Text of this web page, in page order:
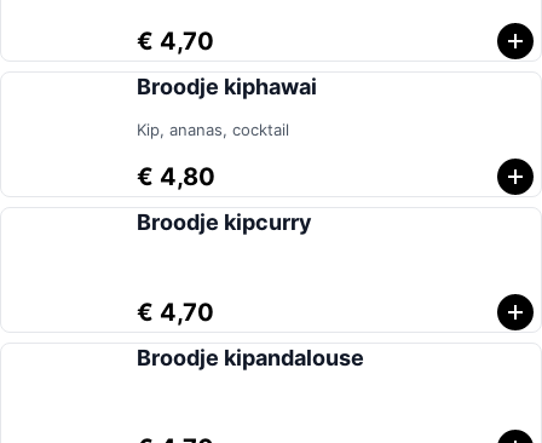
€ 4,70
Broodje kiphawai
Kip, ananas, cocktail
€ 4,80
Broodje kipcurry
€ 4,70
Broodje kipandalouse